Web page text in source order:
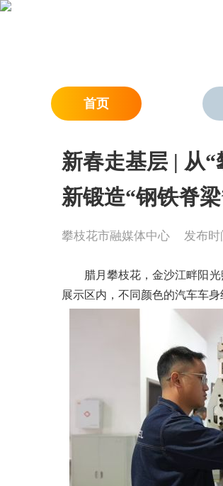
首页
新春走基层 | 从
新锻造“钢铁脊梁
攀枝花市融媒体中心 发布时
腊月攀枝花，金沙江畔阳
展示区内，不同颜色的汽车车